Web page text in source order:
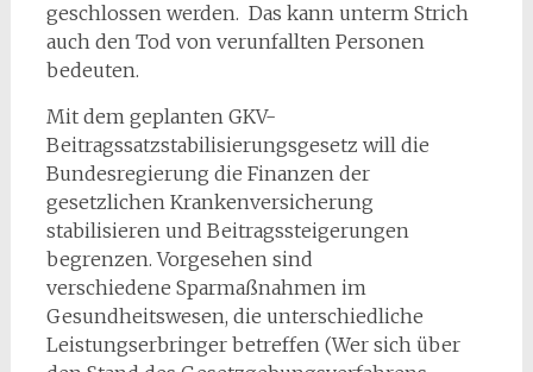
geschlossen werden. Das kann unterm Strich
auch den Tod von verunfallten Personen
bedeuten.
Mit dem geplanten GKV-
Beitragssatzstabilisierungsgesetz will die
Bundesregierung die Finanzen der
gesetzlichen Krankenversicherung
stabilisieren und Beitragssteigerungen
begrenzen. Vorgesehen sind
verschiedene Sparmaßnahmen im
Gesundheitswesen, die unterschiedliche
Leistungserbringer betreffen (Wer sich über